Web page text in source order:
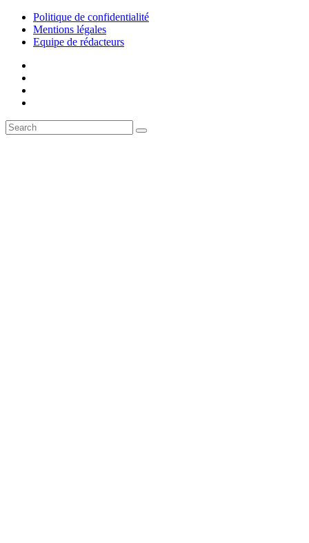
Politique de confidentialité
Mentions légales
Equipe de rédacteurs